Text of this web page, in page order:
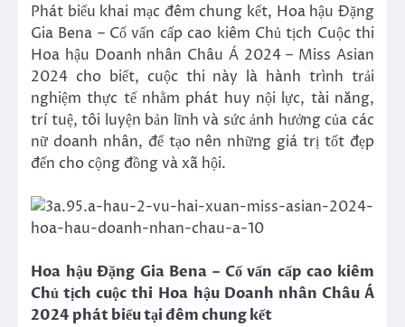
Phát biểu khai mạc đêm chung kết, Hoa hậu Đặng
Gia Bena – Cố vấn cấp cao kiêm Chủ tịch Cuộc thi
Hoa hậu Doanh nhân Châu Á 2024 – Miss Asian
2024 cho biết, cuộc thi này là hành trình trải
nghiệm thực tế nhằm phát huy nội lực, tài năng,
trí tuệ, tôi luyện bản lĩnh và sức ảnh hưởng của các
nữ doanh nhân, để tạo nên những giá trị tốt đẹp
đến cho cộng đồng và xã hội.
Hoa hậu Đặng Gia Bena – Cố vấn cấp cao kiêm
Chủ tịch cuộc thi Hoa hậu Doanh nhân Châu Á
2024 phát biểu tại đêm chung kết